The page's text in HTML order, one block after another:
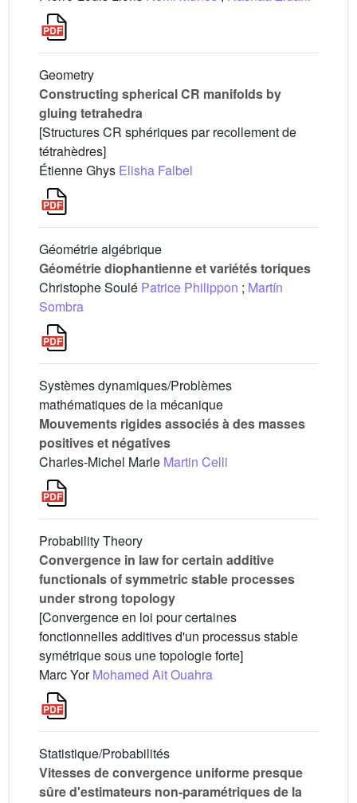
Geometry
Constructing spherical CR manifolds by
gluing tetrahedra
[Structures CR sphériques par recollement de
tétrahèdres]
Étienne Ghys Elisha Falbel
Géométrie algébrique
Géométrie diophantienne et variétés toriques
Christophe Soulé Patrice Philippon ; Martín
Sombra
Systèmes dynamiques/Problèmes
mathématiques de la mécanique
Mouvements rigides associés à des masses
positives et négatives
Charles-Michel Marle Martin Celli
Probability Theory
Convergence in law for certain additive
functionals of symmetric stable processes
under strong topology
[Convergence en loi pour certaines
fonctionnelles additives d'un processus stable
symétrique sous une topologie forte]
Marc YorMohamed Ait Ouahra
Statistique/Probabilités
Vitesses de convergence uniforme presque
sûre d'estimateurs non-paramétriques de la